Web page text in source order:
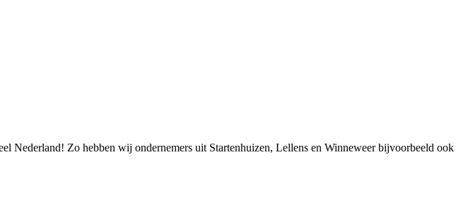
Nederland! Zo hebben wij ondernemers uit Startenhuizen, Lellens en Winneweer bijvoorbeeld ook